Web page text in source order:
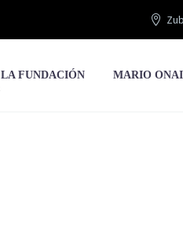
LA FUNDACIÓN MARIO